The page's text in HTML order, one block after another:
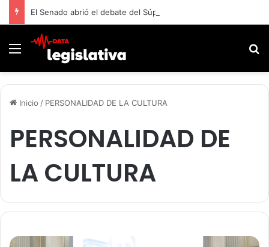
Menú
Inicio / PERSONALIDAD DE LA CULTURA
PERSONALIDAD DE
LA CULTURA